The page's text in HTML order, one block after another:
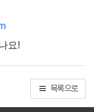
요!
목록으로